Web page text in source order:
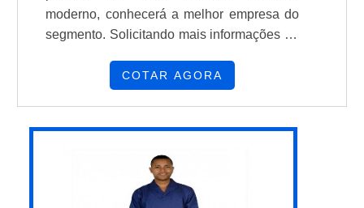
moderno, conhecerá a melhor empresa do
segmento. Solicitando mais informações na
encontrando a melhor referência em
profissionais especializados da Cartas na
Manga o cliente poderá contar ótima
qualidade com pagamento acessível.MAIS
DETALHES SOBRE BLUSA UNIF...
COTAR AGORA